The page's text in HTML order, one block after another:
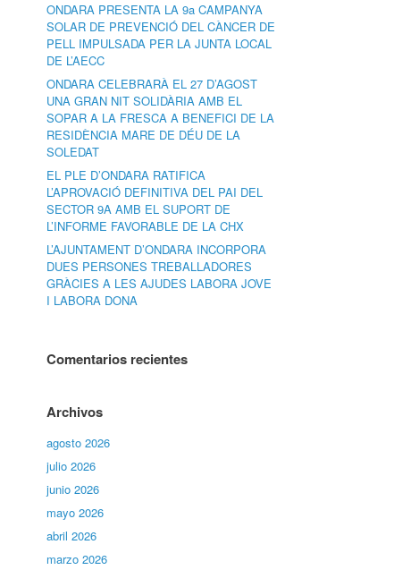
ONDARA PRESENTA LA 9a CAMPANYA
SOLAR DE PREVENCIÓ DEL CÀNCER DE
PELL IMPULSADA PER LA JUNTA LOCAL
DE L’AECC
ONDARA CELEBRARÀ EL 27 D’AGOST
UNA GRAN NIT SOLIDÀRIA AMB EL
SOPAR A LA FRESCA A BENEFICI DE LA
RESIDÈNCIA MARE DE DÉU DE LA
SOLEDAT
EL PLE D’ONDARA RATIFICA
L’APROVACIÓ DEFINITIVA DEL PAI DEL
SECTOR 9A AMB EL SUPORT DE
L’INFORME FAVORABLE DE LA CHX
L’AJUNTAMENT D’ONDARA INCORPORA
DUES PERSONES TREBALLADORES
GRÀCIES A LES AJUDES LABORA JOVE
I LABORA DONA
Comentarios recientes
Archivos
agosto 2026
julio 2026
junio 2026
mayo 2026
abril 2026
marzo 2026